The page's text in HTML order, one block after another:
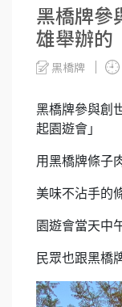
黑橋牌參
雄舉辦的
黑橋牌
黑橋牌參與創
起園遊會」
用黑橋牌條子
美味不沾手的
園遊會當天中
民眾也跟黑橋